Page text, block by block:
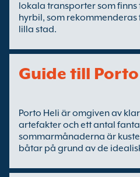
lokala transporter som
hyrbil, som
lilla stad.
Guide till
Porto Heli är omgiven av
artefakter och ett antal
sommarmånaderna är
båtar på grund av de